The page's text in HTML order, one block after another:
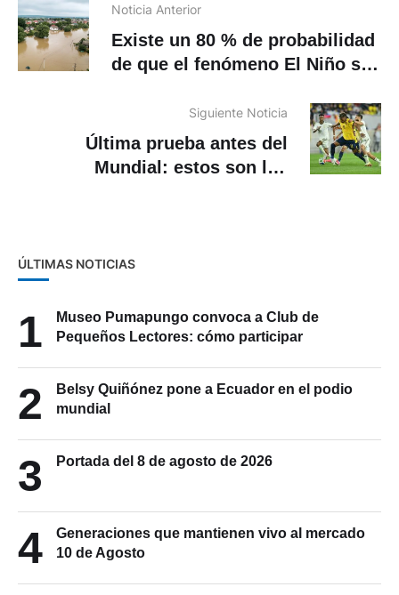
Noticia Anterior
Existe un 80 % de probabilidad
de que el fenómeno El Niño se
Siguiente Noticia
Última prueba antes del
Mundial: estos son los
ÚLTIMAS NOTICIAS
1
Museo Pumapungo convoca a Club de
Pequeños Lectores: cómo participar
2
Belsy Quiñónez pone a Ecuador en el podio
mundial
3 Portada del 8 de agosto de 2026
4
Generaciones que mantienen vivo al mercado
10 de Agosto